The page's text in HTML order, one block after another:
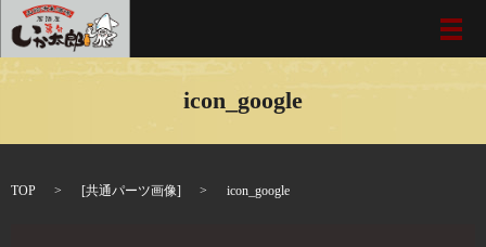
メ
icon_google
TOP [共通パーツ画像] icon_google